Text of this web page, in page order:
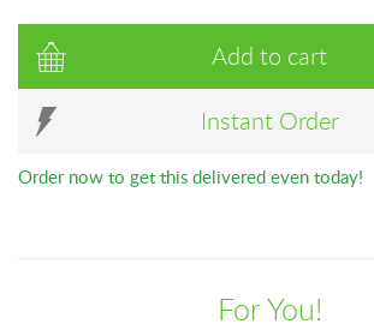
Add to cart
Instant Order
Order now to get this delivered even today!
For You!